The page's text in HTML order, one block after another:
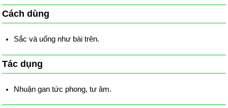
Cách dùng
Sắc và uống như bài trên.
Tác dụng
Nhuận gan tức phong, tư âm.